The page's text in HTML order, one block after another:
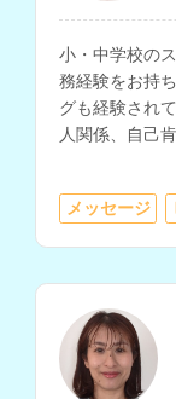
小・中学校の
務経験をお持
グも経験され
人関係、自己
メッセージ